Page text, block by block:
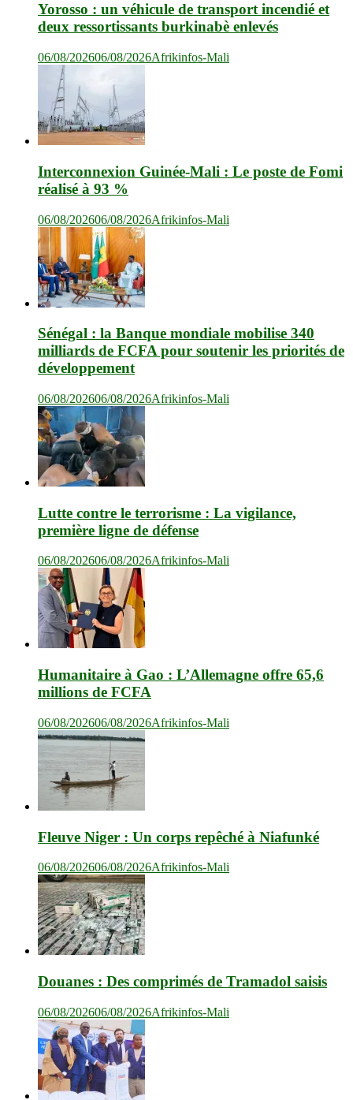
Yorosso : un véhicule de transport incendié et
deux ressortissants burkinabè enlevés
06/08/202606/08/2026Afrikinfos-Mali
Interconnexion Guinée-Mali : Le poste de Fomi
réalisé à 93 %
06/08/202606/08/2026Afrikinfos-Mali
Sénégal : la Banque mondiale mobilise 340
milliards de FCFA pour soutenir les priorités de
développement
06/08/202606/08/2026Afrikinfos-Mali
Lutte contre le terrorisme : La vigilance,
première ligne de défense
06/08/202606/08/2026Afrikinfos-Mali
Humanitaire à Gao : L’Allemagne offre 65,6
millions de FCFA
06/08/202606/08/2026Afrikinfos-Mali
Fleuve Niger : Un corps repêché à Niafunké
06/08/202606/08/2026Afrikinfos-Mali
Douanes : Des comprimés de Tramadol saisis
06/08/202606/08/2026Afrikinfos-Mali